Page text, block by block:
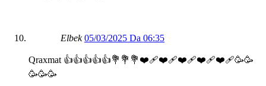
Elbek 05/03/2025 Da 06:35
Qraxmat 👍👍👍👍👍💐💐💐❤️‍🩹❤️‍🩹❤️‍🩹❤️‍🩹❤️‍🩹🥳🥳
🥳🥳🥳